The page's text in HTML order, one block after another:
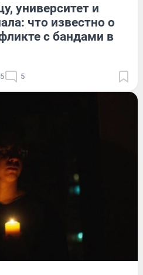
университет и
что известно о
с бандами в
5